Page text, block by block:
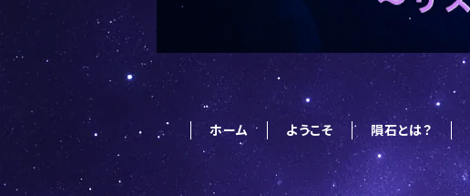
ホーム ようこそ 隕石とは？